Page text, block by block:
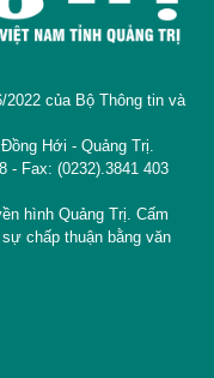
2022 của Bộ Thông tin và
Hới - Quảng Trị.
- Fax: (0232).3841 403
hình Quảng Trị. Cấm
chấp thuận bằng văn